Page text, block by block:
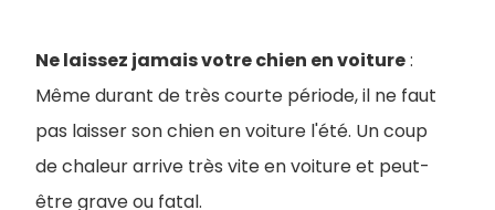
Ne laissez jamais votre chien en voiture:
Même durant de très courte période, il ne faut
pas laisser son chien en voiture l'été. Un coup
de chaleur arrive très vite en voiture et peut-
être grave ou fatal.